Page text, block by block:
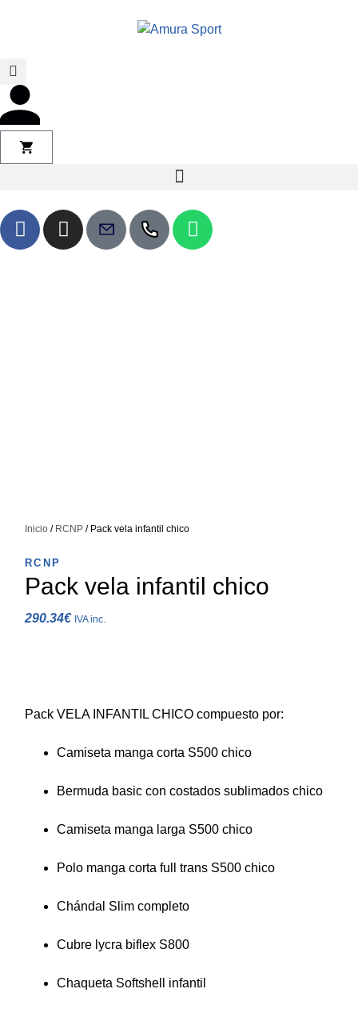
Inicio/ RCNP/ Pack vela infantil chico
RCNP
Pack vela infantil chico
290.34€ IVA inc.
Camiseta manga corta S500 chico
Bermuda basic con costados sublimados chico
Camiseta manga larga S500 chico
Polo manga corta full trans S500 chico
Chándal Slim completo
Cubre lycra biflex S800
Chaqueta Softshell infantil